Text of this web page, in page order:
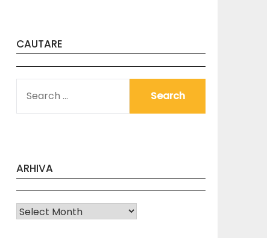
CAUTARE
FOR:
ARHIVA
Arhiva